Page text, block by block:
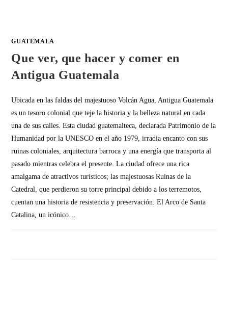
GUATEMALA
Que ver, que hacer y comer en
Antigua Guatemala
Ubicada en las faldas del majestuoso Volcán Agua, Antigua Guatemala
es un tesoro colonial que teje la historia y la belleza natural en cada
una de sus calles. Esta ciudad guatemalteca, declarada Patrimonio de la
Humanidad por la UNESCO en el año 1979, irradia encanto con sus
ruinas coloniales, arquitectura barroca y una energía que transporta al
pasado mientras celebra el presente. La ciudad ofrece una rica
amalgama de atractivos turísticos; las majestuosas Ruinas de la
Catedral, que perdieron su torre principal debido a los terremotos,
cuentan una historia de resistencia y preservación. El Arco de Santa
Catalina, un icónico…